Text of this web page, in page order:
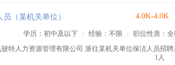
员（某机关单位） 4.0K-4.0K
学历：初中及以下 | 经验：不限 | 职位性质：
特人力资源管理有限公司 派往某机关单位保洁人员招
1人